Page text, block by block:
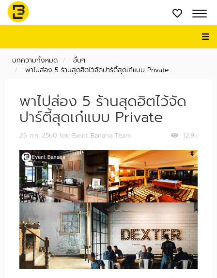
บทความทั้งหมด
อื่นๆ
พาไปส่อง 5 ร้านสุดฮิตไว้จัดปาร์ตี้สุดเก๋แบบ Private
พาไปส่อง 5 ร้านสุดฮิตไว้จัด
ปาร์ตี้สุดเก๋แบบ Private
12.9k
26 ก.ค. 2560 โดย Event Banana Team